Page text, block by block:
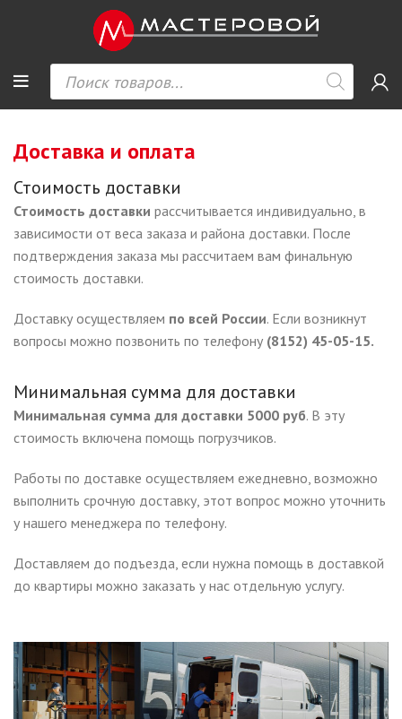
Доставка и оплата
Стоимость доставки
Стоимость доставки рассчитывается индивидуально, в
зависимости от веса заказа и района доставки. После
подтверждения заказа мы рассчитаем вам финальную
стоимость доставки.
Доставку осуществляем по всей России. Если возникнут
вопросы можно позвонить по телефону (8152) 45-05-15.
Минимальная сумма для доставки
Минимальная сумма для доставки 5000 руб. В эту
стоимость включена помощь погрузчиков.
Работы по доставке осуществляем ежедневно, возможно
выполнить срочную доставку, этот вопрос можно уточнить
у нашего менеджера по телефону.
Доставляем до подъезда, если нужна помощь в доставкой
до квартиры можно заказать у нас отдельную услугу.